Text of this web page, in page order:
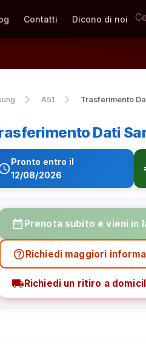
Contatti Dicono di noi
A51 Trasferimento
Dati
Pronto entro il
12/08/2026
help_outlineRichiedi maggiori
date_range Prenota subito e vieni in
local_shippingRichiedi un ritiro a